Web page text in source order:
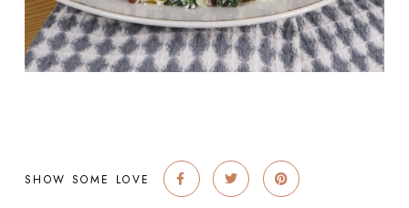
SHOW SOME LOVE